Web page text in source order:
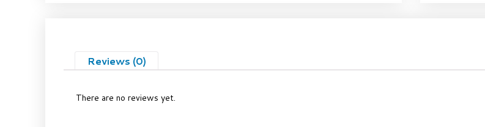
Reviews (0)
There are no reviews yet.